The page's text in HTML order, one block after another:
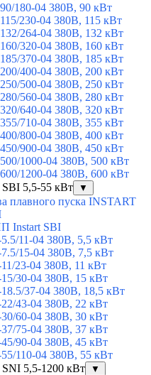
180-04 380В, 90 кВт
230-04 380В, 115 кВт
264-04 380В, 132 кВт
320-04 380В, 160 кВт
370-04 380В, 185 кВт
400-04 380В, 200 кВт
500-04 380В, 250 кВт
560-04 380В, 280 кВт
640-04 380В, 320 кВт
710-04 380В, 355 кВт
800-04 380В, 400 кВт
900-04 380В, 450 кВт
1000-04 380В, 500 кВт
1200-04 380В, 600 кВт
5,5-55 кВт
▼
плавного пуска INSTART
Instart SBI
11-04 380В, 5,5 кВт
15-04 380В, 7,5 кВт
23-04 380В, 11 кВт
30-04 380В, 15 кВт
37-04 380В, 18,5 кВт
43-04 380В, 22 кВт
60-04 380В, 30 кВт
75-04 380В, 37 кВт
90-04 380В, 45 кВт
110-04 380В, 55 кВт
5,5-1200 кВт
▼